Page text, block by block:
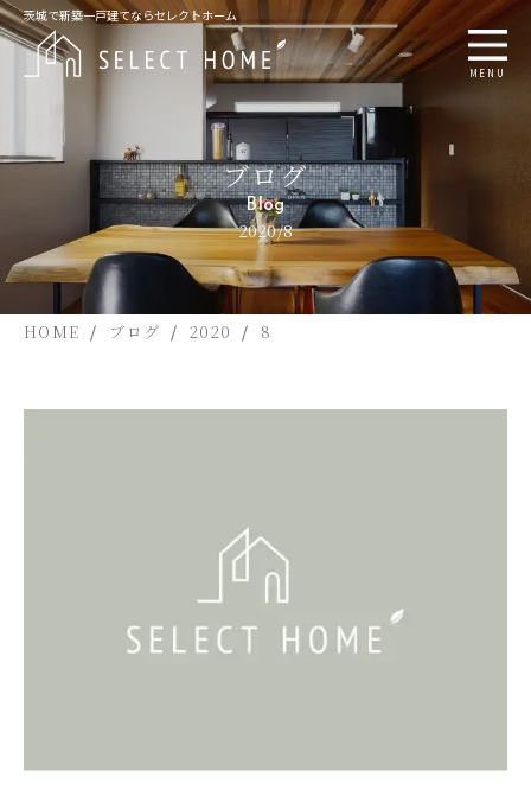
茨城で新築一戸建てならセレクトホーム
MENU
ブログ
Blog
2020/8
HOME ブログ 2020 8